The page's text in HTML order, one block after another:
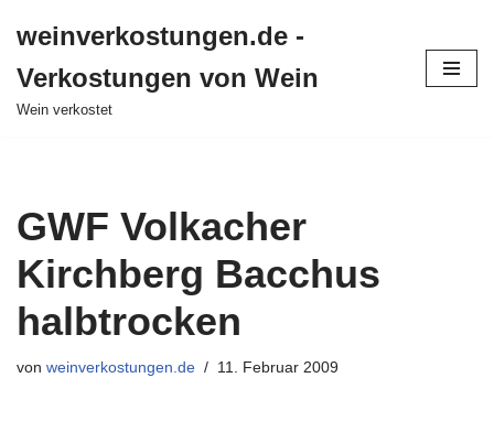
Inhalt
springen
weinverkostungen.de -
Verkostungen von Wein
Wein verkostet
GWF Volkacher
Kirchberg Bacchus
halbtrocken
von weinverkostungen.de 11. Februar 2009